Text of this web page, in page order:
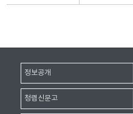
정보공개
청렴신문고